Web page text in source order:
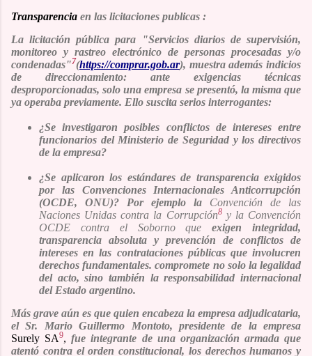
Transparencia en las licitaciones publicas :
La licitación pública para "Servicios diarios de supervisión,
monitoreo y rastreo electrónico de personas procesadas y/o
condenadas"7(https://comprar.gob.ar), muestra además indicios
de direccionamiento: ante exigencias técnicas
desproporcionadas, solo una empresa se presentó, la misma que
ya operaba previamente. Ello suscita serios interrogantes:
¿Se investigaron posibles conflictos de intereses entre
funcionarios del Ministerio de Seguridad y los directivos
de la empresa?
¿Se aplicaron los estándares de transparencia exigidos
por las Convenciones Internacionales Anticorrupción
(OCDE, ONU)? Por ejemplo la Convención de las
Naciones Unidas contra la Corrupción8 y la Convención
OCDE contra el Soborno queexigen integridad,
transparencia absoluta y prevención de conflictos de
intereses en las contrataciones públicas que involucren
derechos fundamentales. compromete no solo la legalidad
del acto, sino también la responsabilidad internacional
del Estado argentino.
Más grave aún es que quien encabeza la empresa adjudicataria,
el Sr. Mario Guillermo Montoto, presidente de la empresa
Surely SA9,fue integrante de una organización armada que
atentó contra el orden constitucional, los derechos humanos y